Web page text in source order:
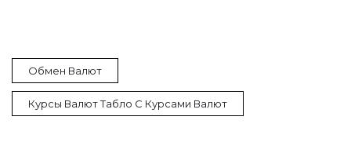
Обмен Валют
Курсы Валют Табло С Курсами Валют